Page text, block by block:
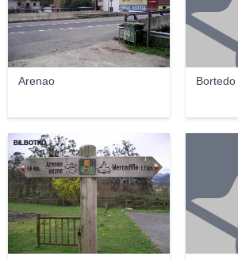
Arenao Bortedo
BILBOTXO